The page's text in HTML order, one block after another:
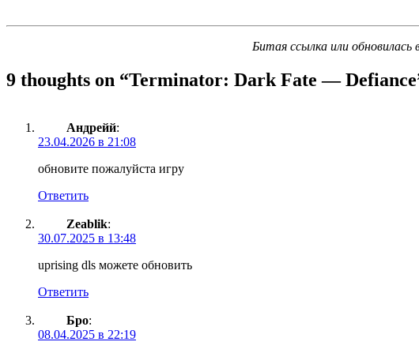
Битая ссылка или
9 thoughts on “Terminator: Dark Fate — Defiance
Андрейй:
23.04.2026 в 21:08
обновите пожалуйста игру
Ответить
Zeablik:
30.07.2025 в 13:48
uprising dls можете обновить
Ответить
Бро:
08.04.2025 в 22:19